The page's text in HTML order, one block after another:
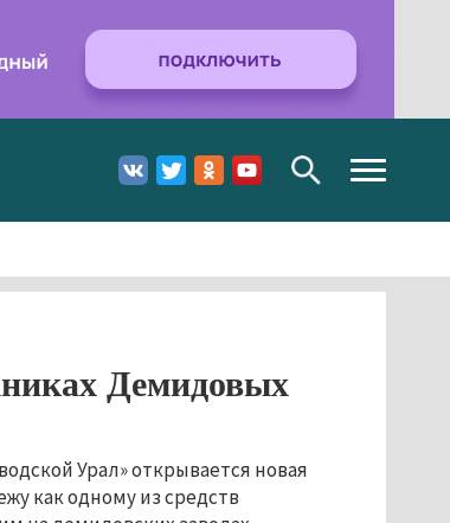
Toggle
navigation
Демидовых
Урал» открывается новая
как одному из средств